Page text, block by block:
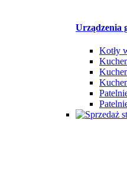
Urządzenia
Kotły